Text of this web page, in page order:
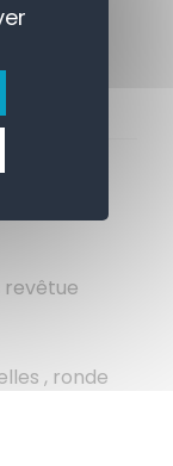
revêtue
, ronde